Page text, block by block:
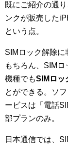
既にご紹介の通
ンクが販売した
という点。
SIMロック解除
もちろん、SIM
機種でもSIMロッ
とができる。ソ
ービスは「電話
部プランのみ。
日本通信では、